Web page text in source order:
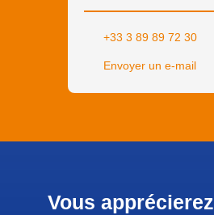
+33 3 89 89 72 30
Envoyer un e-mail
Vous apprécierez